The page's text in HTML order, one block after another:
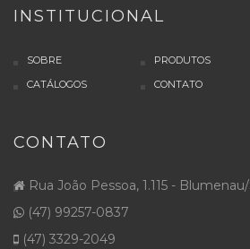
INSTITUCIONAL
SOBRE
PRODUTOS
CATÁLOGOS
CONTATO
CONTATO
Rua João Pessoa, 1.115 -
(47) 99257-0837
(47) 3329-2049